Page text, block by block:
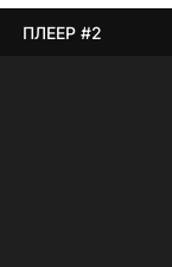
ПЛЕЕР #2